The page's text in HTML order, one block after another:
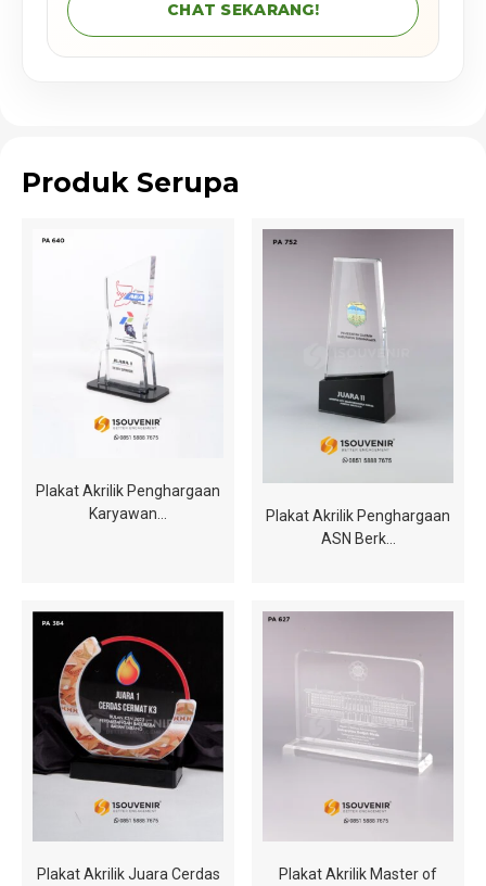
CHAT SEKARANG!
Produk Serupa
Plakat Akrilik Penghargaan
Karyawan…
Plakat Akrilik Penghargaan
ASN Berk…
Plakat Akrilik Juara Cerdas
Plakat Akrilik Master of